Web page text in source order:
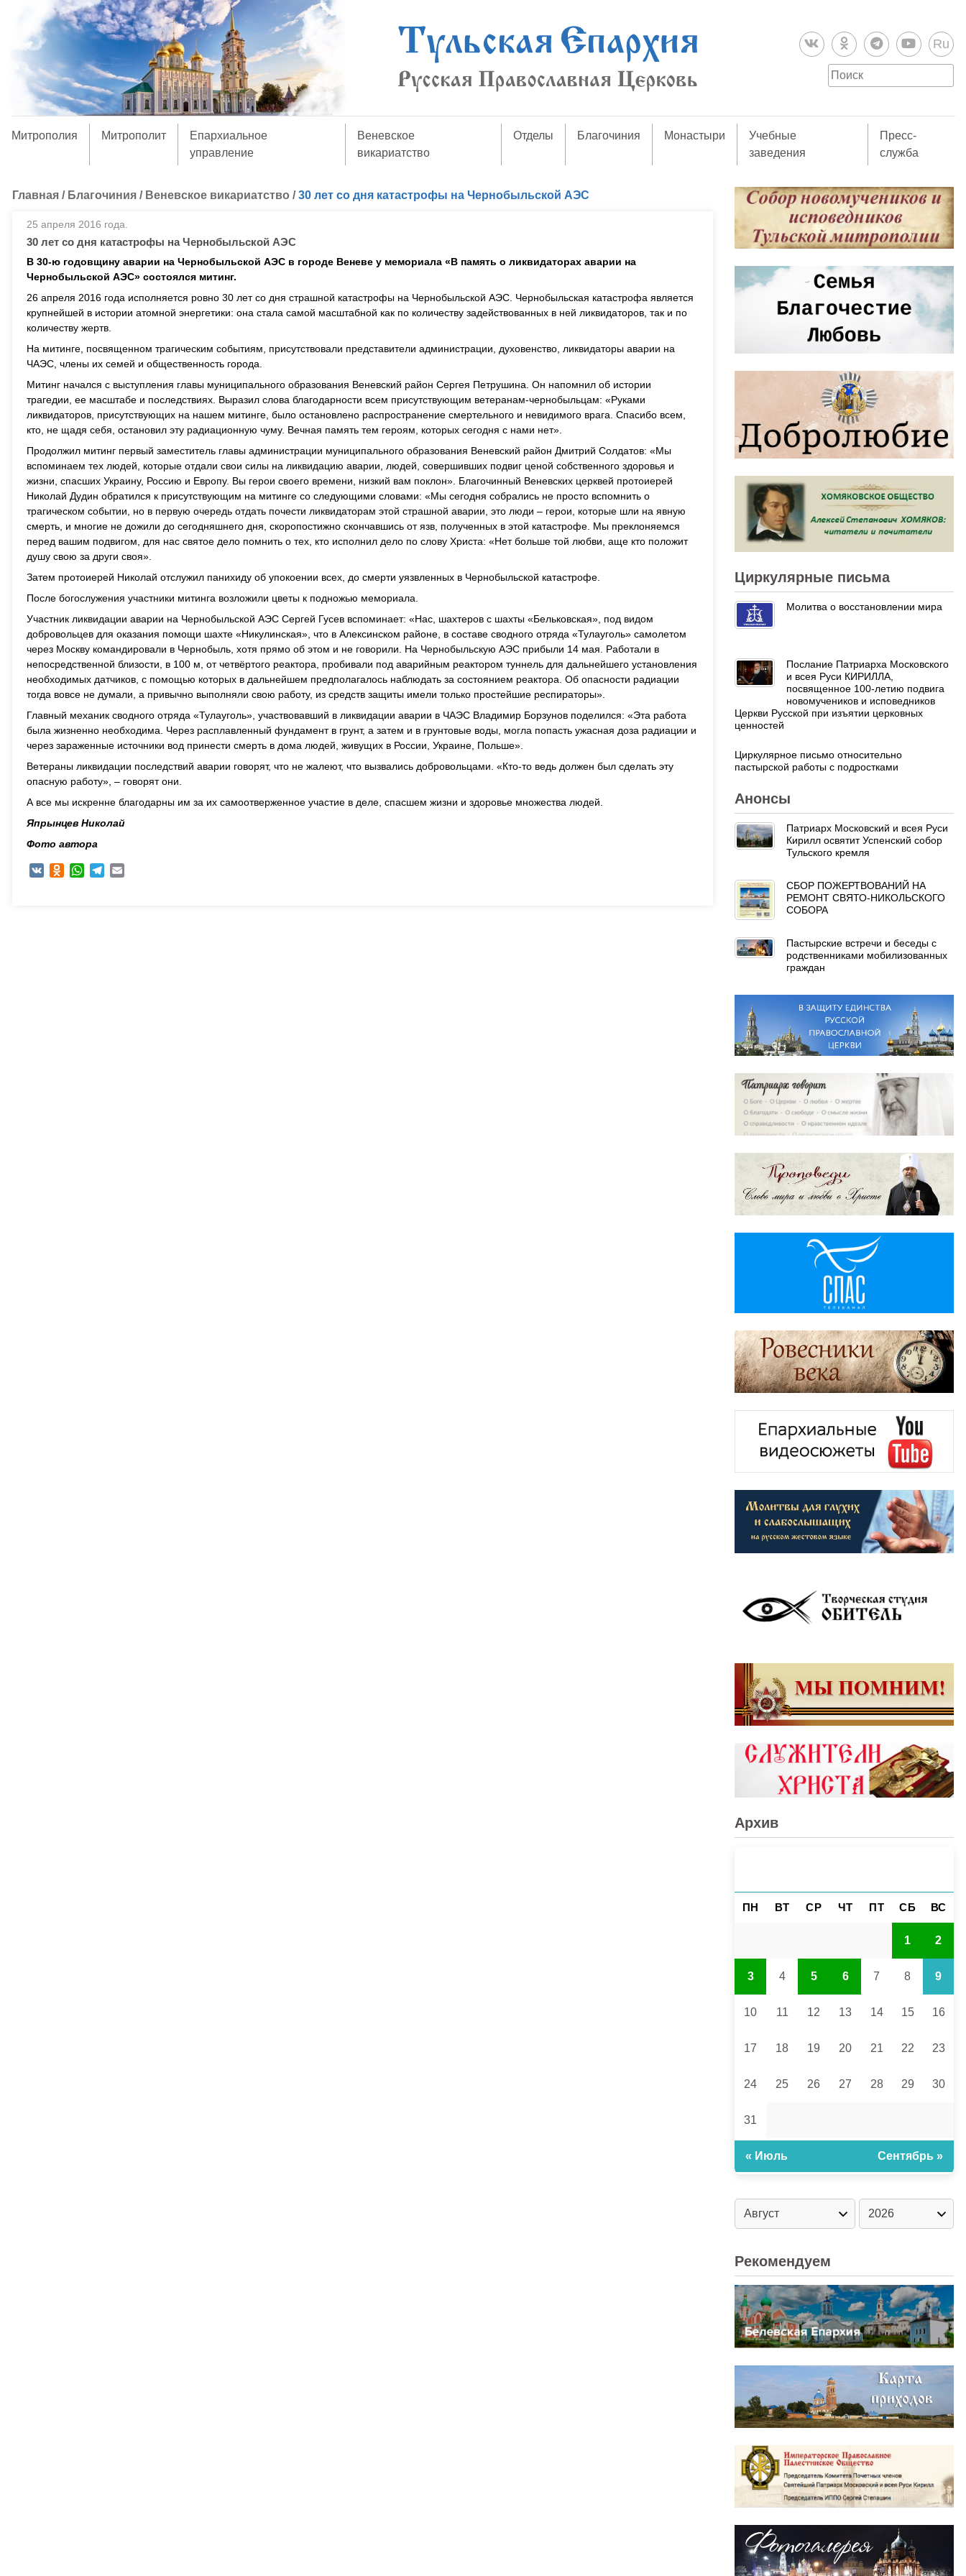
Ru
Митрополия Митрополит
Епархиальное
управление
Веневское
викариатство
Отделы Благочиния Монастыри
Учебные
заведения
Пресс-
служба
Главная / Благочиния / Веневское викариатство /30 лет со дня катастрофы на Чернобыльской АЭС
25 апреля 2016 года.
30 лет со дня катастрофы на Чернобыльской АЭС
В 30-ю годовщину аварии на Чернобыльской АЭС в городе Веневе у мемориала «В память о ликвидаторах аварии на
Чернобыльской АЭС» состоялся митинг.
26 апреля 2016 года исполняется ровно 30 лет со дня страшной катастрофы на Чернобыльской АЭС. Чернобыльская катастрофа является
крупнейшей в истории атомной энергетики: она стала самой масштабной как по количеству задействованных в ней ликвидаторов, так и по
количеству жертв.
На митинге, посвященном трагическим событиям, присутствовали представители администрации, духовенство, ликвидаторы аварии на
ЧАЭС, члены их семей и общественность города.
Митинг начался с выступления главы муниципального образования Веневский район Сергея Петрушина. Он напомнил об истории
трагедии, ее масштабе и последствиях. Выразил слова благодарности всем присутствующим ветеранам-чернобыльцам: «Руками
ликвидаторов, присутствующих на нашем митинге, было остановлено распространение смертельного и невидимого врага. Спасибо всем,
кто, не щадя себя, остановил эту радиационную чуму. Вечная память тем героям, которых сегодня с нами нет».
Продолжил митинг первый заместитель главы администрации муниципального образования Веневский район Дмитрий Солдатов: «Мы
вспоминаем тех людей, которые отдали свои силы на ликвидацию аварии, людей, совершивших подвиг ценой собственного здоровья и
жизни, спасших Украину, Россию и Европу. Вы герои своего времени, низкий вам поклон». Благочинный Веневских церквей протоиерей
Николай Дудин обратился к присутствующим на митинге со следующими словами: «Мы сегодня собрались не просто вспомнить о
трагическом событии, но в первую очередь отдать почести ликвидаторам этой страшной аварии, это люди – герои, которые шли на явную
смерть, и многие не дожили до сегодняшнего дня, скоропостижно скончавшись от язв, полученных в этой катастрофе. Мы преклоняемся
перед вашим подвигом, для нас святое дело помнить о тех, кто исполнил дело по слову Христа: «Нет больше той любви, аще кто положит
душу свою за други своя».
Затем протоиерей Николай отслужил панихиду об упокоении всех, до смерти уязвленных в Чернобыльской катастрофе.
После богослужения участники митинга возложили цветы к подножью мемориала.
Участник ликвидации аварии на Чернобыльской АЭС Сергей Гусев вспоминает: «Нас, шахтеров с шахты «Бельковская», под видом
добровольцев для оказания помощи шахте «Никулинская», что в Алексинском районе, в составе сводного отряда «Тулауголь» самолетом
через Москву командировали в Чернобыль, хотя прямо об этом и не говорили. На Чернобыльскую АЭС прибыли 14 мая. Работали в
непосредственной близости, в 100 м, от четвёртого реактора, пробивали под аварийным реактором туннель для дальнейшего установления
необходимых датчиков, с помощью которых в дальнейшем предполагалось наблюдать за состоянием реактора. Об опасности радиации
тогда вовсе не думали, а привычно выполняли свою работу, из средств защиты имели только простейшие респираторы».
Главный механик сводного отряда «Тулауголь», участвовавший в ликвидации аварии в ЧАЭС Владимир Борзунов поделился: «Эта работа
была жизненно необходима. Через расплавленный фундамент в грунт, а затем и в грунтовые воды, могла попасть ужасная доза радиации и
через зараженные источники вод принести смерть в дома людей, живущих в России, Украине, Польше».
Ветераны ликвидации последствий аварии говорят, что не жалеют, что вызвались добровольцами. «Кто-то ведь должен был сделать эту
опасную работу», – говорят они.
А все мы искренне благодарны им за их самоотверженное участие в деле, спасшем жизни и здоровье множества людей.
Япрынцев Николай
Фото автора
VK Odnoklassniki
WhatsAppTelegram
Циркулярные письма
Молитва о восстановлении мира
Послание Патриарха Московского
и всея Руси КИРИЛЛА,
посвященное 100-летию подвига
новомучеников и исповедников
Церкви Русской при изъятии церковных
ценностей
Циркулярное письмо относительно
пастырской работы с подростками
Анонсы
Патриарх Московский и всея Руси
Кирилл освятит Успенский собор
Тульского кремля
СБОР ПОЖЕРТВОВАНИЙ НА
РЕМОНТ СВЯТО-НИКОЛЬСКОГО
СОБОРА
Пастырские встречи и беседы с
родственниками мобилизованных
граждан
Архив
ПН ВТ СР ЧТ ПТ СБ ВС
1 2
3 4 5 6 7 8 9
10 11 12 13 14 15 16
17 18 19 20 21 22 23
24 25 26 27 28 29 30
31
« Июль Сентябрь »
Рекомендуем